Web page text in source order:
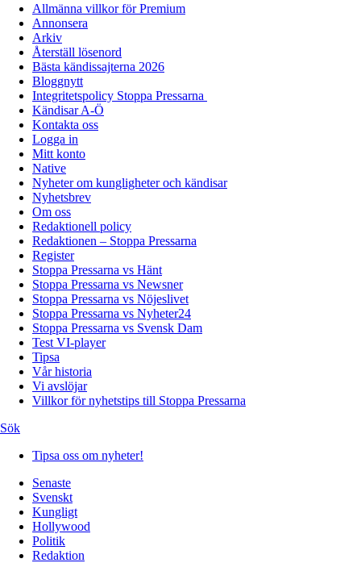
Allmänna villkor för Premium
Annonsera
Arkiv
Återställ lösenord
Bästa kändissajterna 2026
Bloggnytt
Integritetspolicy Stoppa Pressarna
Kändisar A-Ö
Kontakta oss
Logga in
Mitt konto
Native
Nyheter om kungligheter och kändisar
Nyhetsbrev
Om oss
Redaktionell policy
Redaktionen – Stoppa Pressarna
Register
Stoppa Pressarna vs Hänt
Stoppa Pressarna vs Newsner
Stoppa Pressarna vs Nöjeslivet
Stoppa Pressarna vs Nyheter24
Stoppa Pressarna vs Svensk Dam
Test VI-player
Tipsa
Vår historia
Vi avslöjar
Villkor för nyhetstips till Stoppa Pressarna
Sök
Tipsa oss om nyheter!
Senaste
Svenskt
Kungligt
Hollywood
Politik
Redaktion